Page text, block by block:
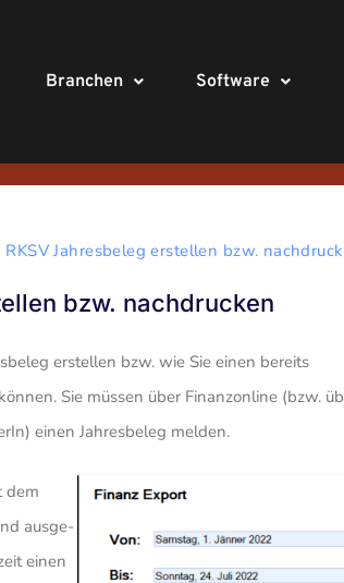
Bran­chen Soft­ware
RKSV Jahres­beleg erstellen bzw.
bzw. nach­dru­cken
erstellen bzw. wie Sie einen bereits
Sie müssen über Finan­zon­line (bzw.
einen Jahres­beleg melden.
dem
ausge­
einen